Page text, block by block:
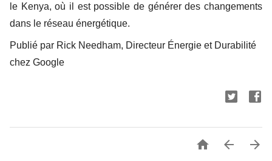
le Kenya, où il est possible de générer des changements
dans le réseau énergétique.
Publié par Rick Needham, Directeur Énergie et Durabilité
chez Google
  